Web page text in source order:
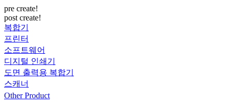
pre create!
post create!
복합기
프린터
소프트웨어
디지털 인쇄기
도면 출력용 복합기
스캐너
Other Product